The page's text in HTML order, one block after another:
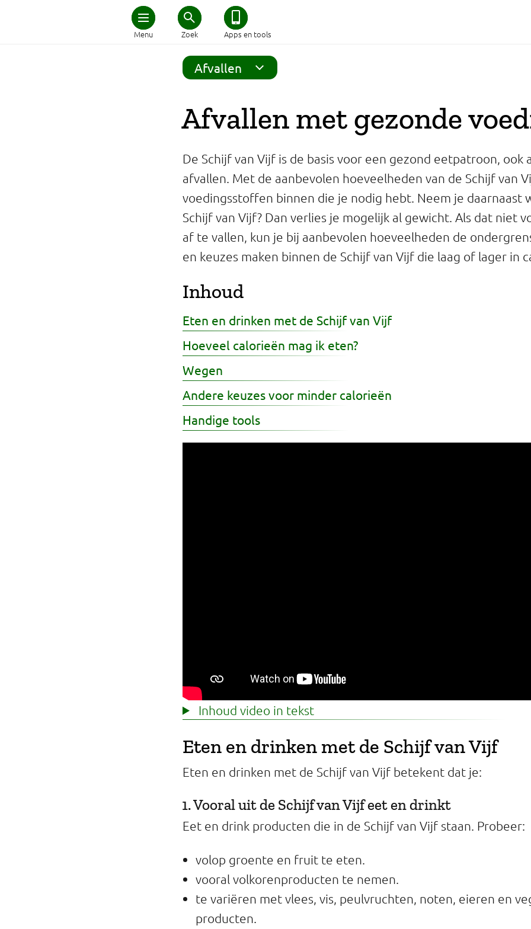
Menu Zoek Apps en tools
Home
Schijf van Vijf
Afvallen
Zwanger en kind
Duurzaam eten
Veilig eten
Afvallen
Afvallen met gezonde
De Schijf van Vijf is de basis voor een gezond eetpatroon, ook
afvallen. Met de aanbevolen hoeveelheden van de Schijf van
voedingsstoffen binnen die je nodig hebt. Neem je daarnaast
Schijf van Vijf? Dan verlies je mogelijk al gewicht. Als dat niet
af te vallen, kun je bij aanbevolen hoeveelheden de
en keuzes maken binnen de Schijf van Vijf die laag of lager in
Inhoud
Eten en drinken met de Schijf van Vijf
Hoeveel calorieën mag ik eten?
Wegen
Andere keuzes voor minder calorieën
Handige tools
Inhoud video in tekst
Eten en drinken met de Schijf van Vijf
Eten en drinken met de Schijf van Vijf betekent dat je:
1. Vooral uit de Schijf van Vijf eet en drinkt
Eet en drink producten die in de Schijf van Vijf staan. Probeer:
volop groente en fruit te eten.
vooral volkorenproducten te nemen.
te variëren met vlees, vis, peulvruchten, noten, eieren en
producten.